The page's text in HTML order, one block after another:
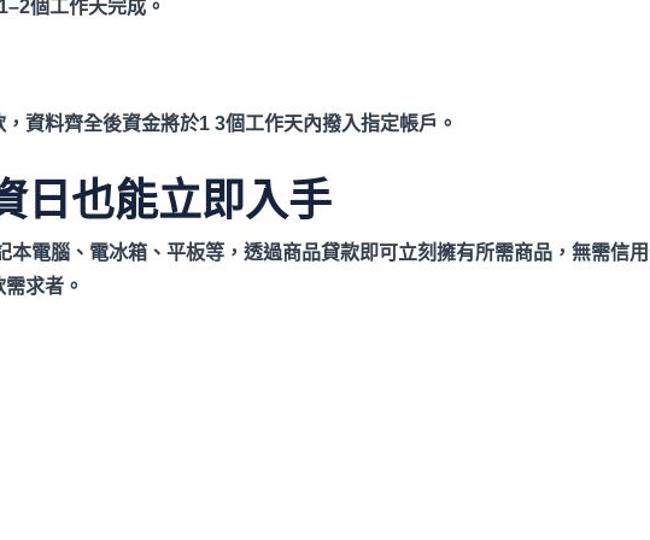
–2個工作天完成。
資料齊全後資金將於1 3個工作天內撥入指定帳戶。
日也能立即入手
本電腦、電冰箱、平板等，透過商品貸款即可立刻擁有所需商品，無需信
求者。